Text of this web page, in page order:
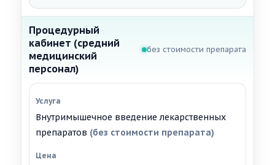
Процедурный
кабинет (средний
медицинский
персонал)
без стоимости препарата
Внутримышечное введение лекарственных
препаратов (без стоимости препарата)